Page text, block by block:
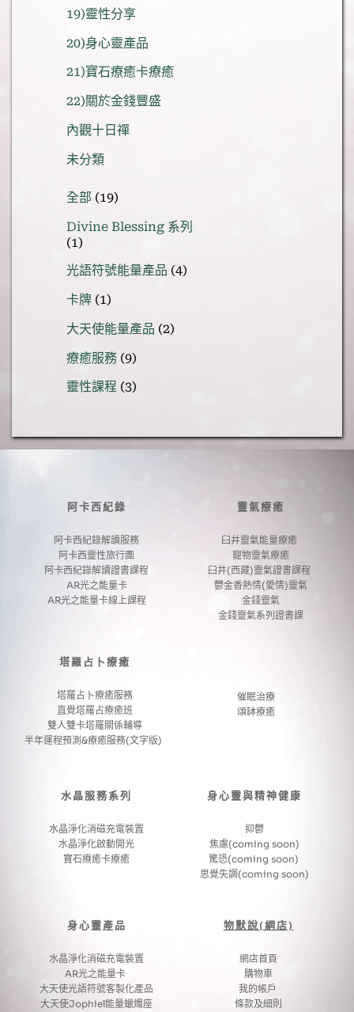
19)靈性分享
20)身心靈產品
21)寶石療癒卡療癒
22)關於金錢豐盛
內觀十日禪
未分類
全部 1919
產
Divine Blessing 系列
11
產
品
光語符號能量產品 44
卡牌 11
產
品
大天使能量產品 22
療癒服務 99
產
靈性課程 33
品
阿卡西紀錄
阿卡西紀錄解讀服務
阿卡西靈性旅行團
阿卡西紀錄解讀證書課程
AR光之能量卡
AR光之能量卡線上課程
靈氣療癒
臼井靈氣能量療癒
寵物靈氣療癒
臼井(西藏)靈氣證書課程
鬱金香熱情(愛情)靈氣
金錢靈氣
金錢靈氣系列證書課
塔羅占卜療癒
塔羅占卜療癒服務
直覺塔羅占療癒班
雙人雙卡塔羅關係輔導
半年運程預測&療癒服務(文字版)
催眠治療
頌缽療癒
水晶服務系列
水晶淨化消磁充電裝置
水晶淨化啟動開光
寶石療癒卡療癒
身心靈與精神健康
抑鬱
焦慮(coming soon)
驚恐(coming soon)
思覺失調(coming soon)
身心靈產品
水晶淨化消磁充電裝置
AR光之能量卡
大天使光語符號客製化產品
大天使Jophiel能量蠟燭座
物默說(網店)
網店首頁
購物車
我的帳戶
條款及細則